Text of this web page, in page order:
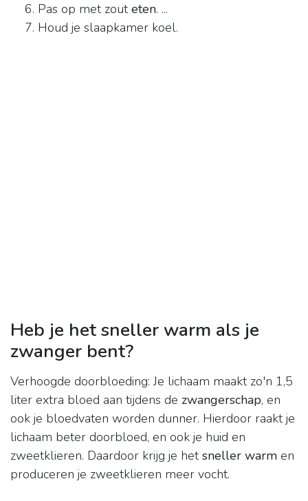
Pas op met zouteten. ...
Houd je slaapkamer koel.
Heb je het sneller warm als je
zwanger bent?
Verhoogde doorbloeding: Je lichaam maakt zo'n 1,5
liter extra bloed aan tijdens de zwangerschap, en
ook je bloedvaten worden dunner. Hierdoor raakt je
lichaam beter doorbloed, en ook je huid en
zweetklieren. Daardoor krijg je hetsneller warm en
produceren je zweetklieren meer vocht.